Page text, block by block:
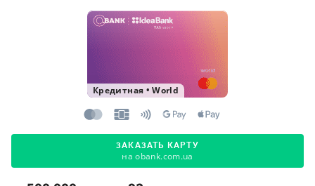
Кредитная •World
ЗАКАЗАТЬ КАРТУ
на obank.com.ua